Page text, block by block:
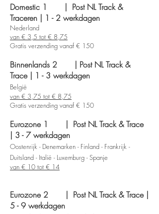
Domestic 1 | Post NL Track &
Traceren | 1 - 2 werkdagen
Nederland
van € 3,5 tot € 8,75
Gratis verzending vanaf € 150
Binnenlands 2 | Post NL Track &
Trace | 1 - 3 werkdagen
België
van € 3,75 tot € 8,75
Gratis verzending vanaf € 150
Eurozone 1
| Post NL Track & Trace
| 3 - 7werkdagen
Oostenrijk - Denemarken - Finland - Frankrijk -
Duitsland - Italië - Luxemburg - Spanje
van € 10 tot € 14
Eurozone 2 | Post NL Track & Trace |
5 - 9 werkdagen